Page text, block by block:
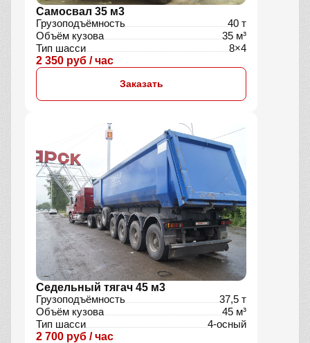
Самосвал 35 м3
Грузоподъёмность
40 т
Объём кузова
35 м³
Тип шасси
8×4
2 350 руб / час
Заказать
Седельный тягач 45 м3
Грузоподъёмность
37,5 т
Объём кузова
45 м³
Тип шасси
4-осный
2 700 руб / час